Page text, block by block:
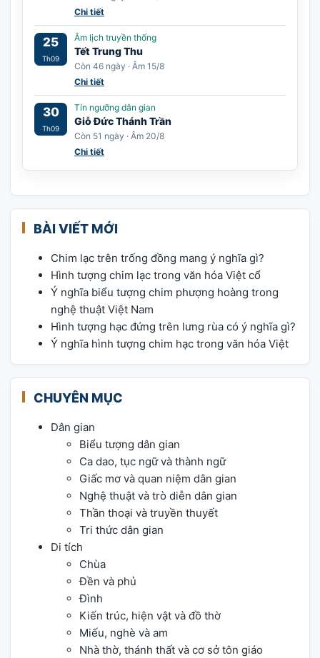
Chi tiết
25
Th09
Âm lịch truyền thống
Tết Trung Thu
Còn 46 ngày · Âm 15/8
Chi tiết
30
Th09
Tín ngưỡng dân gian
Giỗ Đức Thánh Trần
Còn 51 ngày · Âm 20/8
Chi tiết
BÀI VIẾT MỚI
Chim lạc trên trống đồng mang ý nghĩa gì?
Hình tượng chim lạc trong văn hóa Việt cổ
Ý nghĩa biểu tượng chim phượng hoàng trong
nghệ thuật Việt Nam
Hình tượng hạc đứng trên lưng rùa có ý nghĩa gì?
Ý nghĩa hình tượng chim hạc trong văn hóa Việt
CHUYÊN MỤC
Dân gian
Biểu tượng dân gian
Ca dao, tục ngữ và thành ngữ
Giấc mơ và quan niệm dân gian
Nghệ thuật và trò diễn dân gian
Thần thoại và truyền thuyết
Tri thức dân gian
Di tích
Chùa
Đền và phủ
Đình
Kiến trúc, hiện vật và đồ thờ
Miếu, nghè và am
Nhà thờ, thánh thất và cơ sở tôn giáo